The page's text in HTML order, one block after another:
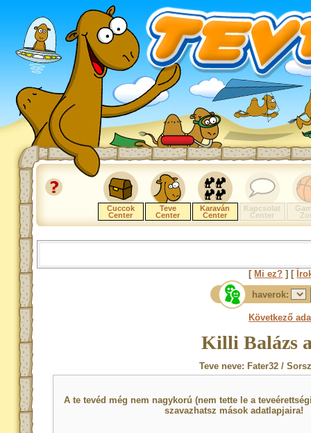
Cuccok
Center
Teve
Center
Karaván
Center
Kapcsolat
Center
[ Mi ez? ] [
haverok:
Következő
Killi Balázs
Teve neve: Fater32 /
A te tevéd még nem nagykorú (nem tette le a
szavazhatsz mások adatlapjaira!